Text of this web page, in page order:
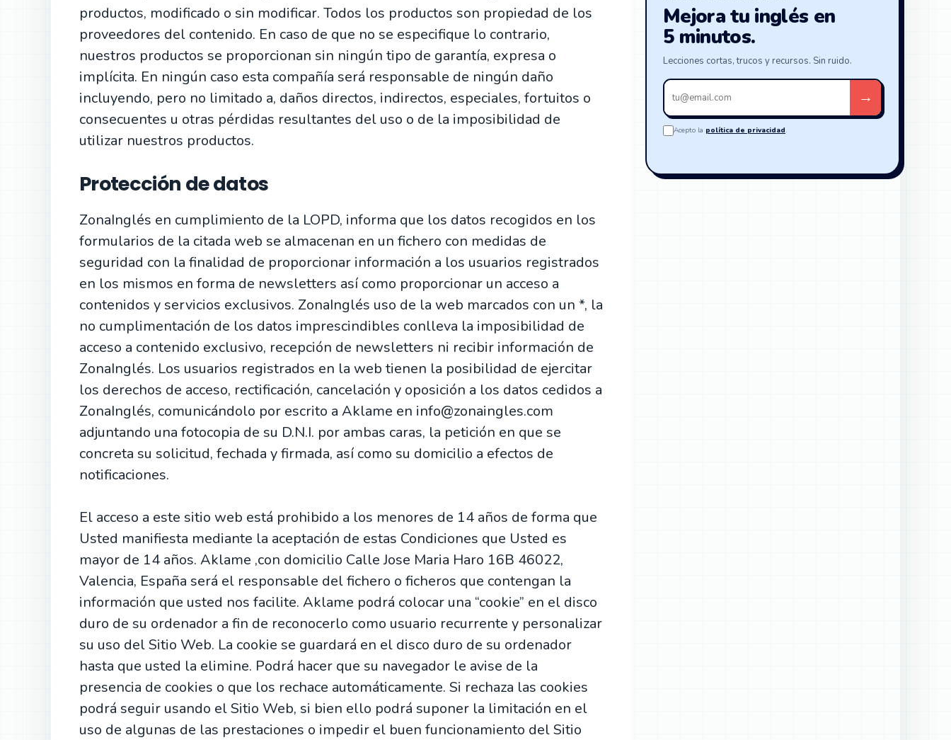
productos, modificado o sin modificar. Todos los productos son propiedad de los
proveedores del contenido. En caso de que no se especifique lo contrario,
nuestros productos se proporcionan sin ningún tipo de garantía, expresa o
implícita. En ningún caso esta compañía será responsable de ningún daño
incluyendo, pero no limitado a, daños directos, indirectos, especiales, fortuitos o
consecuentes u otras pérdidas resultantes del uso o de la imposibilidad de
utilizar nuestros productos.
Protección de datos
ZonaInglés en cumplimiento de la LOPD, informa que los datos recogidos en los
formularios de la citada web se almacenan en un fichero con medidas de
seguridad con la finalidad de proporcionar información a los usuarios registrados
en los mismos en forma de newsletters así como proporcionar un acceso a
contenidos y servicios exclusivos. ZonaInglés uso de la web marcados con un *, la
no cumplimentación de los datos imprescindibles conlleva la imposibilidad de
acceso a contenido exclusivo, recepción de newsletters ni recibir información de
ZonaInglés. Los usuarios registrados en la web tienen la posibilidad de ejercitar
los derechos de acceso, rectificación, cancelación y oposición a los datos cedidos a
ZonaInglés, comunicándolo por escrito a Aklame en info@zonaingles.com
adjuntando una fotocopia de su D.N.I. por ambas caras, la petición en que se
concreta su solicitud, fechada y firmada, así como su domicilio a efectos de
notificaciones.
El acceso a este sitio web está prohibido a los menores de 14 años de forma que
Usted manifiesta mediante la aceptación de estas Condiciones que Usted es
mayor de 14 años. Aklame ,con domicilio Calle Jose Maria Haro 16B 46022,
Valencia, España será el responsable del fichero o ficheros que contengan la
información que usted nos facilite. Aklame podrá colocar una “cookie” en el disco
duro de su ordenador a fin de reconocerlo como usuario recurrente y personalizar
su uso del Sitio Web. La cookie se guardará en el disco duro de su ordenador
hasta que usted la elimine. Podrá hacer que su navegador le avise de la
presencia de cookies o que los rechace automáticamente. Si rechaza las cookies
podrá seguir usando el Sitio Web, si bien ello podrá suponer la limitación en el
uso de algunas de las prestaciones o impedir el buen funcionamiento del Sitio
Mejora tu inglés en
5 minutos.
Lecciones cortas, trucos y recursos. Sin ruido.
Tu
email
→
Acepto la política de privacidad.